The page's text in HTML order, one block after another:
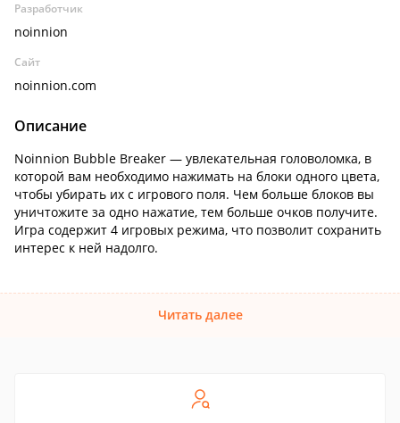
Разработчик
noinnion
Сайт
noinnion.com
Описание
Noinnion Bubble Breaker — увлекательная головоломка, в
которой вам необходимо нажимать на блоки одного цвета,
чтобы убирать их с игрового поля. Чем больше блоков вы
уничтожите за одно нажатие, тем больше очков получите.
Игра содержит 4 игровых режима, что позволит сохранить
интерес к ней надолго.
Читать далее